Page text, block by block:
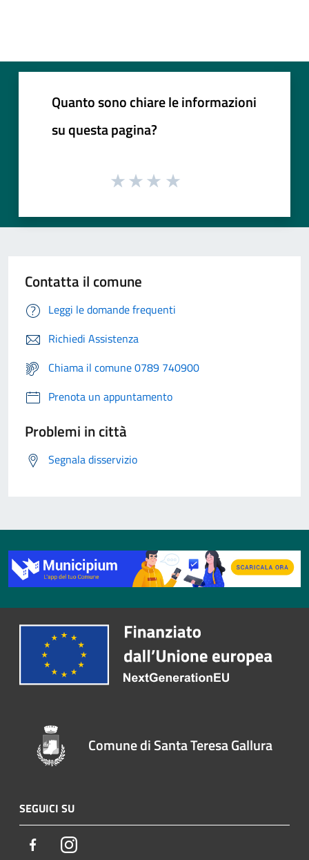
Quanto sono chiare le informazioni
su questa pagina?
Contatta il comune
Leggi le domande frequenti
Richiedi Assistenza
Chiama il comune 0789 740900
Prenota un appuntamento
Problemi in città
Segnala disservizio
Comune di Santa Teresa Gallura
SEGUICI SU
FacebookInstagram